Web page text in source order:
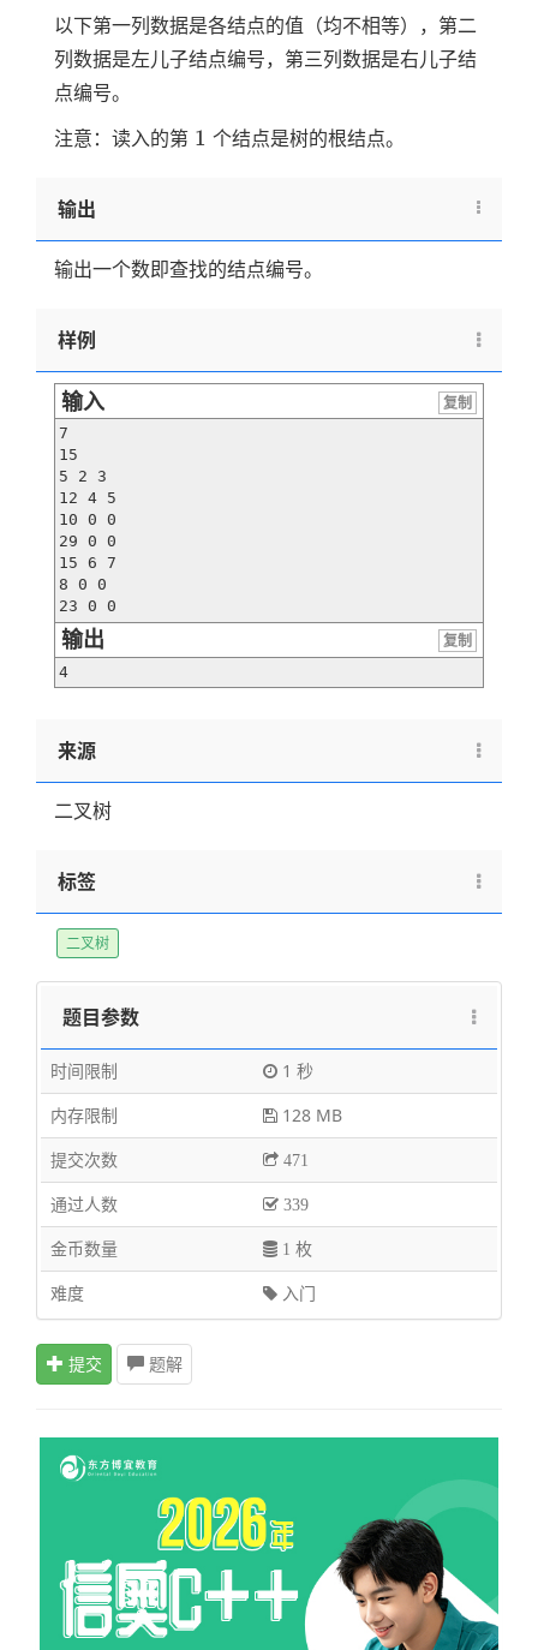
以下第一列数据是各结点的值（均不相等），第二
列数据是左儿子结点编号，第三列数据是右儿子结
点编号。
注意：读入的第 1
1 个结点是树的根结点。
输出
输出一个数即查找的结点编号。
样例
输入
复制
7
15
5 2 3
12 4 5
10 0 0
29 0 0
15 6 7
8 0 0
23 0 0
输出
复制
4
来源
二叉树
标签
二叉树
题目参数
时间限制
1 秒
内存限制
128 MB
提交次数
471
通过人数 339
金币数量 1 枚
难度 入门
提交 题解